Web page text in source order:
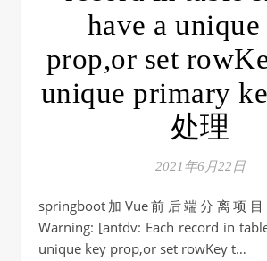
have a
prop,or set
unique primary
处理
2021年6月22日
springboot加Vue前后端分离项目的前端报错：
Warning: [antdv: Each record in
unique key prop,or set rowKey t…